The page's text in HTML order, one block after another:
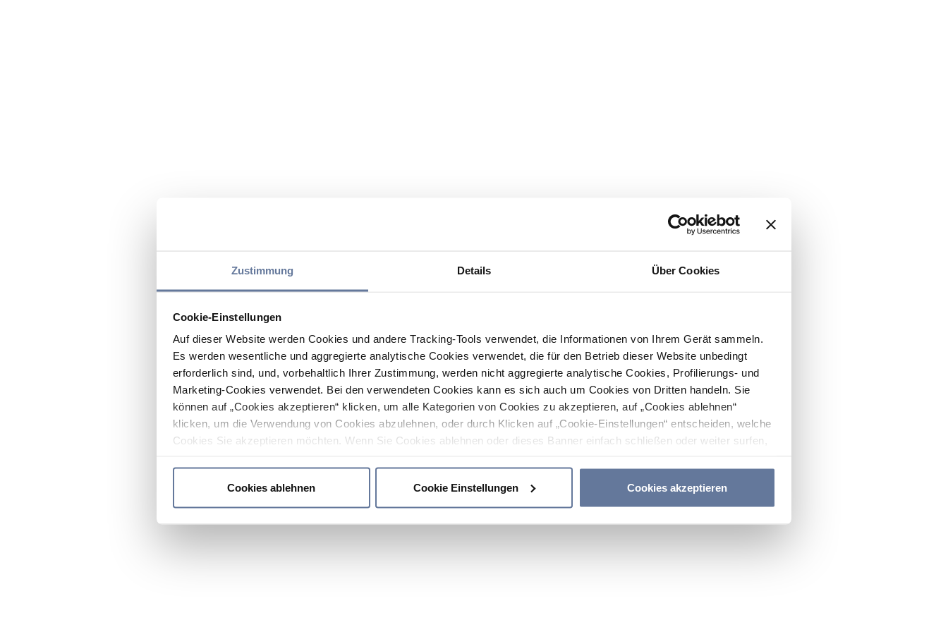
Zustimmung Details Über Cookies
Cookie-Einstellungen
Auf dieser Website werden Cookies und andere Tracking-Tools verwendet, die Informationen von Ihrem Gerät sammeln.
Es werden wesentliche und aggregierte analytische Cookies verwendet, die für den Betrieb dieser Website unbedingt
erforderlich sind, und, vorbehaltlich Ihrer Zustimmung, werden nicht aggregierte analytische Cookies, Profilierungs- und
Marketing-Cookies verwendet. Bei den verwendeten Cookies kann es sich auch um Cookies von Dritten handeln. Sie
können auf „Cookies akzeptieren“ klicken, um alle Kategorien von Cookies zu akzeptieren, auf „Cookies ablehnen“
klicken, um die Verwendung von Cookies abzulehnen, oder durch Klicken auf „Cookie-Einstellungen“ entscheiden, welche
Cookies Sie akzeptieren möchten. Wenn Sie Cookies ablehnen oder dieses Banner einfach schließen oder weiter surfen,
Cookies ablehnen
Cookie Einstellungen Cookies akzeptieren